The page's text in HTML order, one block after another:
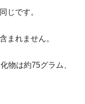
じです。
まれません。
物は約75グラム、